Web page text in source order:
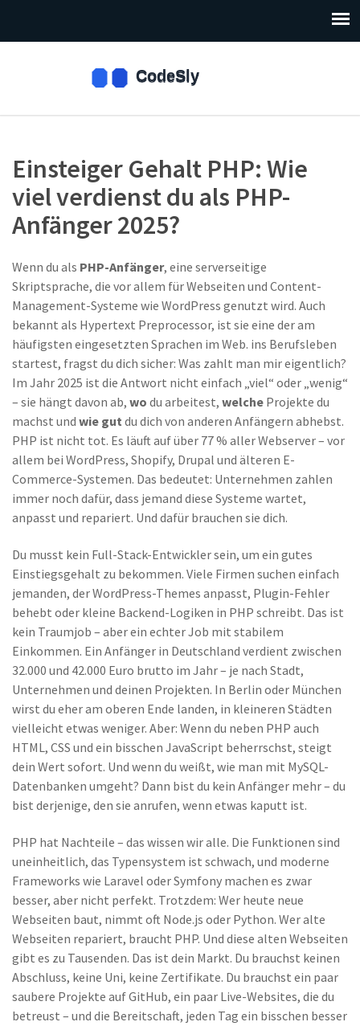
Einsteiger Gehalt PHP: Wie
viel verdienst du als PHP-
Anfänger 2025?
Wenn du als PHP-Anfänger, eine serverseitige
Skriptsprache, die vor allem für Webseiten und Content-
Management-Systeme wie WordPress genutzt wird. Auch
bekannt als Hypertext Preprocessor, ist sie eine der am
häufigsten eingesetzten Sprachen im Web. ins Berufsleben
startest, fragst du dich sicher: Was zahlt man mir eigentlich?
Im Jahr 2025 ist die Antwort nicht einfach „viel“ oder „wenig“
– sie hängt davon ab, wo du arbeitest, welche Projekte du
machst und wie gut du dich von anderen Anfängern abhebst.
PHP ist nicht tot. Es läuft auf über 77 % aller Webserver – vor
allem bei WordPress, Shopify, Drupal und älteren E-
Commerce-Systemen. Das bedeutet: Unternehmen zahlen
immer noch dafür, dass jemand diese Systeme wartet,
anpasst und repariert. Und dafür brauchen sie dich.
Du musst kein Full-Stack-Entwickler sein, um ein gutes
Einstiegsgehalt zu bekommen. Viele Firmen suchen einfach
jemanden, der WordPress-Themes anpasst, Plugin-Fehler
behebt oder kleine Backend-Logiken in PHP schreibt. Das ist
kein Traumjob – aber ein echter Job mit stabilem
Einkommen. Ein Anfänger in Deutschland verdient zwischen
32.000 und 42.000 Euro brutto im Jahr – je nach Stadt,
Unternehmen und deinen Projekten. In Berlin oder München
wirst du eher am oberen Ende landen, in kleineren Städten
vielleicht etwas weniger. Aber: Wenn du neben PHP auch
HTML, CSS und ein bisschen JavaScript beherrschst, steigt
dein Wert sofort. Und wenn du weißt, wie man mit MySQL-
Datenbanken umgeht? Dann bist du kein Anfänger mehr – du
bist derjenige, den sie anrufen, wenn etwas kaputt ist.
PHP hat Nachteile – das wissen wir alle. Die Funktionen sind
uneinheitlich, das Typensystem ist schwach, und moderne
Frameworks wie Laravel oder Symfony machen es zwar
besser, aber nicht perfekt. Trotzdem: Wer heute neue
Webseiten baut, nimmt oft Node.js oder Python. Wer alte
Webseiten repariert, braucht PHP. Und diese alten Webseiten
gibt es zu Tausenden. Das ist dein Markt. Du brauchst keinen
Abschluss, keine Uni, keine Zertifikate. Du brauchst ein paar
saubere Projekte auf GitHub, ein paar Live-Websites, die du
betreust – und die Bereitschaft, jeden Tag ein bisschen besser